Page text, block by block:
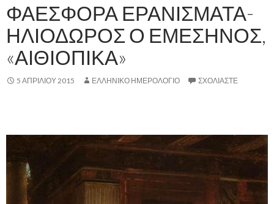
ΦΑΕΣΦΟΡΑ ΕΡΑΝΙΣΜΑΤΑ-
ΗΛΙΟΔΩΡΟΣ Ο ΕΜΕΣΗΝΟΣ,
«ΑΙΘΙΟΠΙΚΑ»
5 ΑΠΡΙΛΊΟΥ 2015 ΕΛΛΗΝΙΚΟ ΗΜΕΡΟΛΟΓΙΟ ΣΧΟΛΙΆΣΤΕ